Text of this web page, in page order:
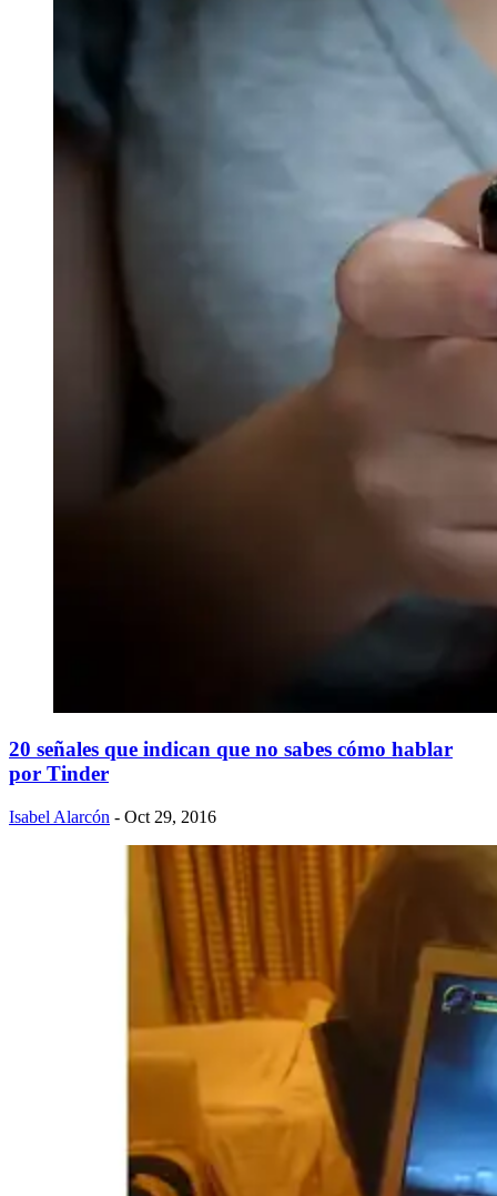
20 señales que indican que no sabes cómo hablar
por Tinder
Isabel Alarcón - Oct 29, 2016